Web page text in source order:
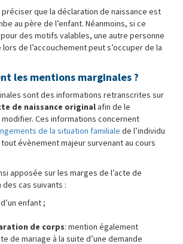
que la déclaration de naissance est
au père de l’enfant. Néanmoins, si ce
des motifs valables, une autre personne
de l’accouchement peut s’occuper de la
les mentions marginales ?
sont des informations retranscrites sur
de naissance originalafin de le
Ces informations concernent
de la situation familiale de l’individu
évènement majeur survenant au cours
apposée sur les marges de l’acte de
des cas suivants :
enfant ;
de corps: mention également
de mariage à la suite d’une demande